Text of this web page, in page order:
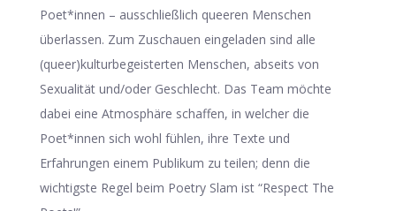
Poet*innen – ausschließlich queeren Menschen
überlassen. Zum Zuschauen eingeladen sind alle
(queer)kulturbegeisterten Menschen, abseits von
Sexualität und/oder Geschlecht. Das Team möchte
dabei eine Atmosphäre schaffen, in welcher die
Poet*innen sich wohl fühlen, ihre Texte und
Erfahrungen einem Publikum zu teilen; denn die
wichtigste Regel beim Poetry Slam ist “Respect The